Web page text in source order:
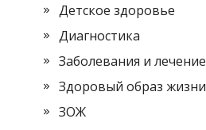
Детское здоровье
Диагностика
Заболевания и лечение
Здоровый образ жизни
ЗОЖ